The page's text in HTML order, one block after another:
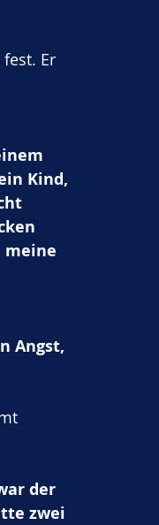
Er
Kind,
meine
Angst,
der
zwei